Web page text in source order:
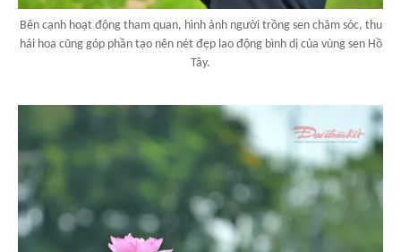
Bên cạnh hoạt động tham quan, hình ảnh người trồng sen chăm sóc, thu
hái hoa cũng góp phần tạo nên nét đẹp lao động bình dị của vùng sen Hồ
Tây.